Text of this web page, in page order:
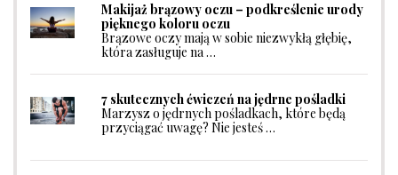
Makijaż brązowy oczu – podkreślenie urody
pięknego koloru oczu
Brązowe oczy mają w sobie niezwykłą głębię,
która zasługuje na …
7 skutecznych ćwiczeń na jędrne pośladki
Marzysz o jędrnych pośladkach, które będą
przyciągać uwagę? Nie jesteś …